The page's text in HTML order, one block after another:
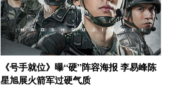
《号手就位》曝“硬”阵容海报 李易峰陈
星旭展火箭军过硬气质